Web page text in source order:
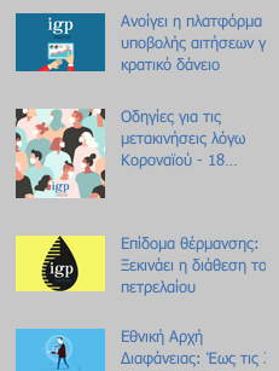
Ανοίγει η πλατφόρμα
υποβολής αιτήσεων για
κρατικό δάνειο
Οδηγίες για τις
μετακινήσεις λόγω
Κοροναϊού - 18
Επίδομα θέρμανσης:
Ξεκινάει η διάθεση του
πετρελαίου
Εθνική Αρχή
Διαφάνειας: Έως τις 31